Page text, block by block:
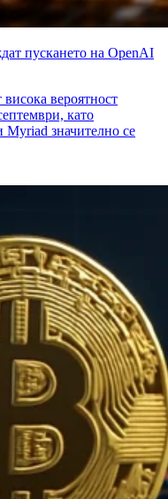
пускането на OpenAI
висока вероятност
като
значително се